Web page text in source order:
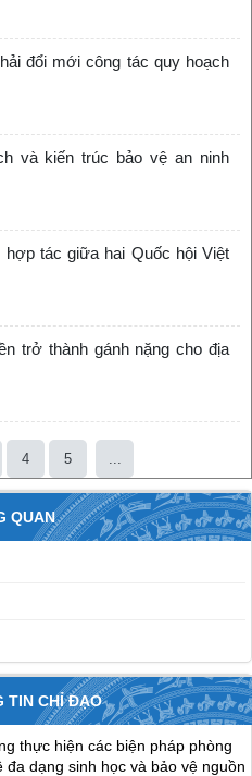
đổi mới công tác quy hoạch
và kiến trúc bảo vệ an ninh
hợp tác giữa hai Quốc hội Việt
trở thành gánh nặng cho địa
4 5 ...
QUAN
TIN CHỈ ĐẠO
thực hiện các biện pháp phòng
dạng sinh học và bảo vệ nguồn